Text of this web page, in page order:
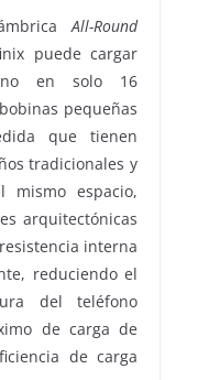
All-Round
puede cargar
en solo 16
pequeñas
que tienen
tradicionales y
mismo espacio,
arquitectónicas
interna
reduciendo el
del teléfono
de carga de
de carga